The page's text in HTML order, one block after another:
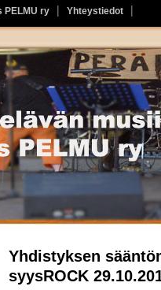
PELMU ry Yhteystiedot
Yhdistyksen
syysROCK